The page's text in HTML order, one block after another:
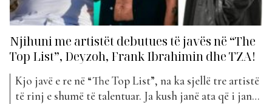
Njihuni me artistët debutues të javës në “The
Top List”, Deyzoh, Frank Ibrahimin dhe TZA!
Kjo javë e re në “The Top List”, na ka sjellë tre artistë
të rinj e shumë të talentuar. Ja kush janë ata që i janë